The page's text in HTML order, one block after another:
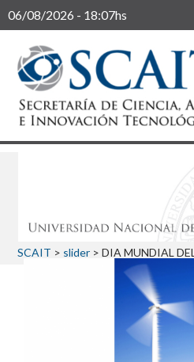
06/08/2026 - 18:07hs
Buscar
SCAIT > slider > DIA MUNDIAL